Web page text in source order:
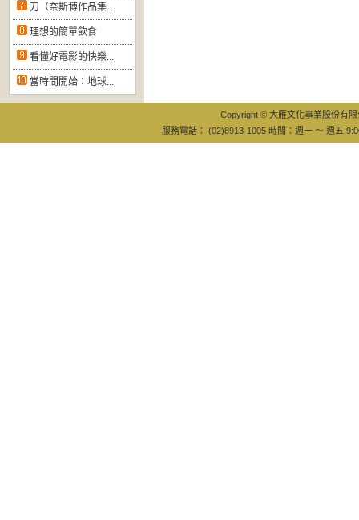
刀（奈斯博作品集...
理想的簡單飲食
看懂好電影的快樂...
當時間開始：地球...
Copyright © 大雁文化事業股份有
服務電話： (02)8913-1005 時間：週一 ～ 週五